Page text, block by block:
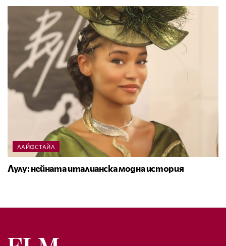
ЛАЙФСТАЙЛ
Лулу: нейната италианска модна история